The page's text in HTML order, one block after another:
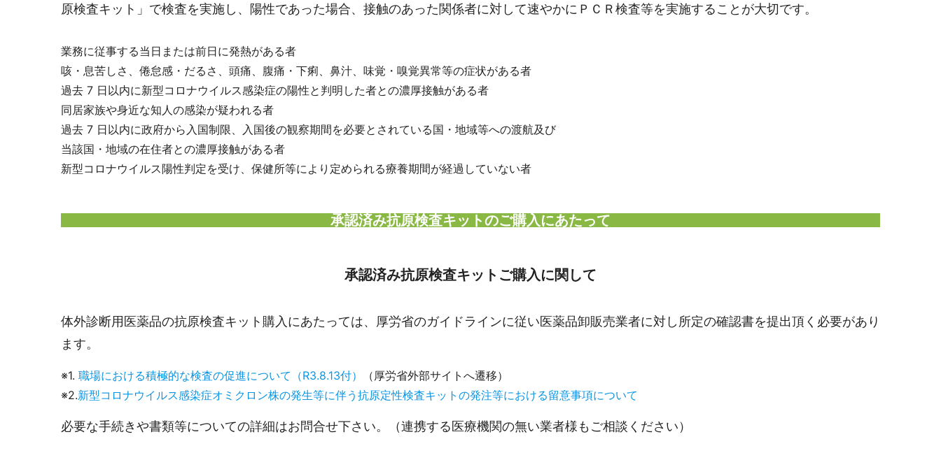
原検査キット」で検査を実施し、陽性であった場合、接触のあった関係者に対して速やかにＰＣＲ検査等を実施することが大切です。
業務に従事する当日または前日に発熱がある者
咳・息苦しさ、倦怠感・だるさ、頭痛、腹痛・下痢、鼻汁、味覚・嗅覚異常等の症状がある者
過去 7 日以内に新型コロナウイルス感染症の陽性と判明した者との濃厚接触がある者
同居家族や身近な知人の感染が疑われる者
過去 7 日以内に政府から入国制限、入国後の観察期間を必要とされている国・地域等への渡航及び
当該国・地域の在住者との濃厚接触がある者
新型コロナウイルス陽性判定を受け、保健所等により定められる療養期間が経過していない者
承認済み抗原検査キットのご購入にあたって
承認済み抗原検査キットご購入に関して
体外診断用医薬品の抗原検査キット購入にあたっては、厚労省のガイドラインに従い医薬品卸販売業者に対し所定の確認書を提出頂く必要があり
ます。
※1. 職場における積極的な検査の促進について（R3.8.13付）
（厚労省外部サイトへ遷移）
※2.新型コロナウイルス感染症オミクロン株の発生等に伴う抗原定性検査キットの発注等における留意事項について
必要な手続きや書類等についての詳細はお問合せ下さい。（連携する医療機関の無い業者様もご相談ください）